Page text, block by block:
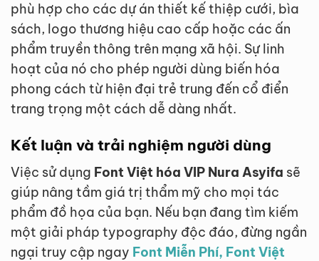
phù hợp cho các dự án thiết kế thiệp cưới, bìa
sách, logo thương hiệu cao cấp hoặc các ấn
phẩm truyền thông trên mạng xã hội. Sự linh
hoạt của nó cho phép người dùng biến hóa
phong cách từ hiện đại trẻ trung đến cổ điển
trang trọng một cách dễ dàng nhất.
Kết luận và trải nghiệm người dùng
Việc sử dụng Font Việt hóa VIP Nura Asyifa sẽ
giúp nâng tầm giá trị thẩm mỹ cho mọi tác
phẩm đồ họa của bạn. Nếu bạn đang tìm kiếm
một giải pháp typography độc đáo, đừng ngần
ngại truy cập ngay Font Miễn Phí, Font Việt